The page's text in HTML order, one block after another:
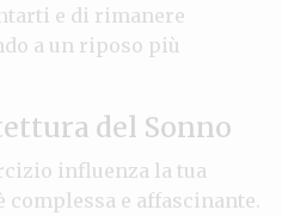
e di rimanere
a un riposo più
del Sonno
influenza la tua
complessa e affascinante.